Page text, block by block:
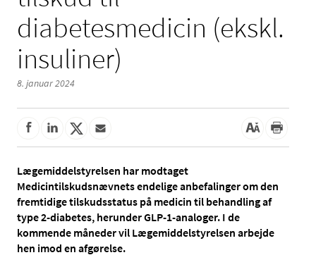
diabetesmedicin (ekskl.
insuliner)
8. januar 2024
Lægemiddelstyrelsen har modtaget
Medicintilskudsnævnets endelige anbefalinger om den
fremtidige tilskudsstatus på medicin til behandling af
type 2-diabetes, herunder GLP-1-analoger. I de
kommende måneder vil Lægemiddelstyrelsen arbejde
hen imod en afgørelse.